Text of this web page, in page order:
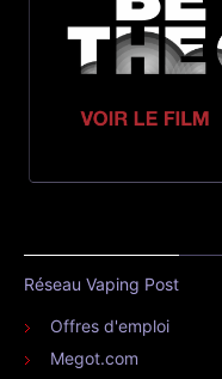
Réseau Vaping Post
Offres d'emploi
Megot.com